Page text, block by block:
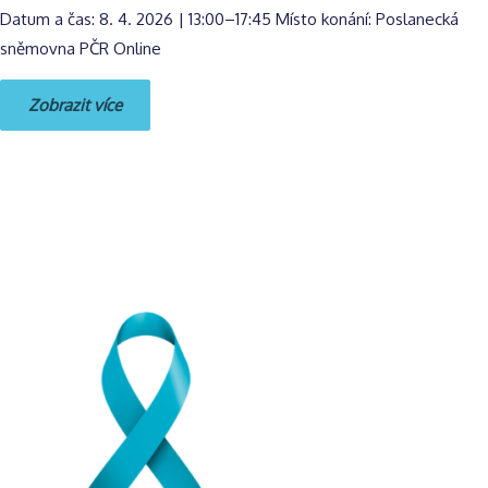
Datum a čas: 8. 4. 2026 | 13:00–17:45 Místo konání: Poslanecká
sněmovna PČR Online
Zobrazit více